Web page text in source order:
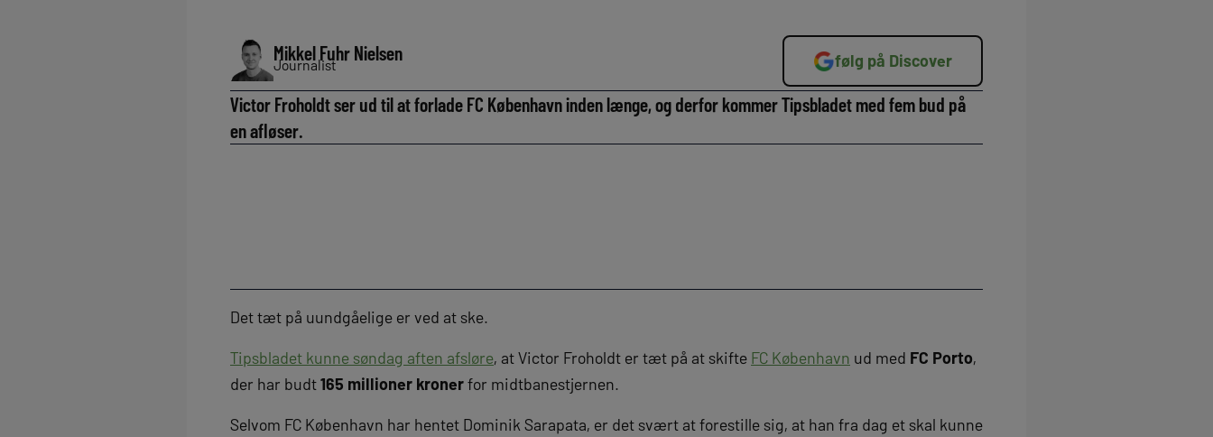
Mikkel Fuhr Nielsen
Journalist følg på Discover
Victor Froholdt ser ud til at forlade FC København inden længe, og derfor kommer Tipsbladet med fem bud på
en afløser.
Det tæt på uundgåelige er ved at ske.
Tipsbladet kunne søndag aften afsløre, at Victor Froholdt er tæt på at skifte FC København ud med FC Porto,
der har budt165 millioner kronerfor midtbanestjernen.
Selvom FC København har hentet Dominik Sarapata, er det svært at forestille sig, at han fra dag et skal kunne